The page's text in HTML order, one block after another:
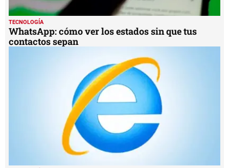
TECNOLOGÍA
WhatsApp: cómo ver los estados sin que tus
contactos sepan